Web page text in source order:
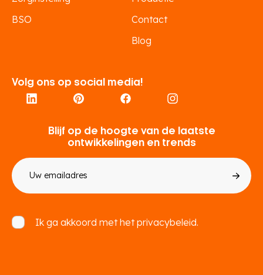
Volg ons op social media!
BSO
Contact
Blog
Blijf op de hoogte van de laatste
ontwikkelingen en trends
mailadres
Ik ga akkoord met hetprivacybeleid.